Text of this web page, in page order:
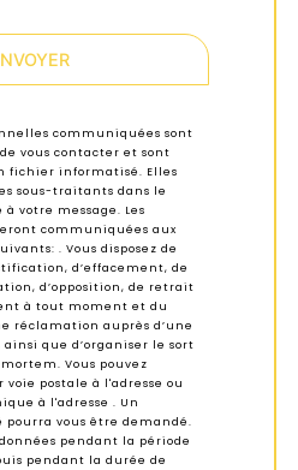
communiquées sont
vous contacter et sont
fichier informatisé. Elles
sous-traitants dans le
votre message. Les
communiquées aux
. Vous disposez de
d’effacement, de
d’opposition, de retrait
à tout moment et du
réclamation auprès d’une
que d’organiser le sort
Vous pouvez
voie postale à l'adresse ou
à l'adresse . Un
vous être demandé.
données pendant la période
pendant la durée de